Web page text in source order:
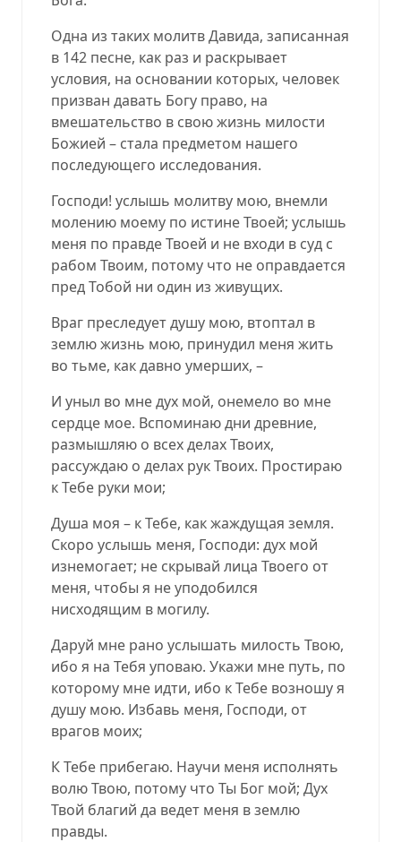
Одна из таких молитв Давида, записанная
в 142 песне, как раз и раскрывает
условия, на основании которых, человек
призван давать Богу право, на
вмешательство в свою жизнь милости
Божией – стала предметом нашего
последующего исследования.
Господи! услышь молитву мою, внемли
молению моему по истине Твоей; услышь
меня по правде Твоей и не входи в суд с
рабом Твоим, потому что не оправдается
пред Тобой ни один из живущих.
Враг преследует душу мою, втоптал в
землю жизнь мою, принудил меня жить
во тьме, как давно умерших, –
И уныл во мне дух мой, онемело во мне
сердце мое. Вспоминаю дни древние,
размышляю о всех делах Твоих,
рассуждаю о делах рук Твоих. Простираю
к Тебе руки мои;
Душа моя – к Тебе, как жаждущая земля.
Скоро услышь меня, Господи: дух мой
изнемогает; не скрывай лица Твоего от
меня, чтобы я не уподобился
нисходящим в могилу.
Даруй мне рано услышать милость Твою,
ибо я на Тебя уповаю. Укажи мне путь, по
которому мне идти, ибо к Тебе возношу я
душу мою. Избавь меня, Господи, от
врагов моих;
К Тебе прибегаю. Научи меня исполнять
волю Твою, потому что Ты Бог мой; Дух
Твой благий да ведет меня в землю
правды.